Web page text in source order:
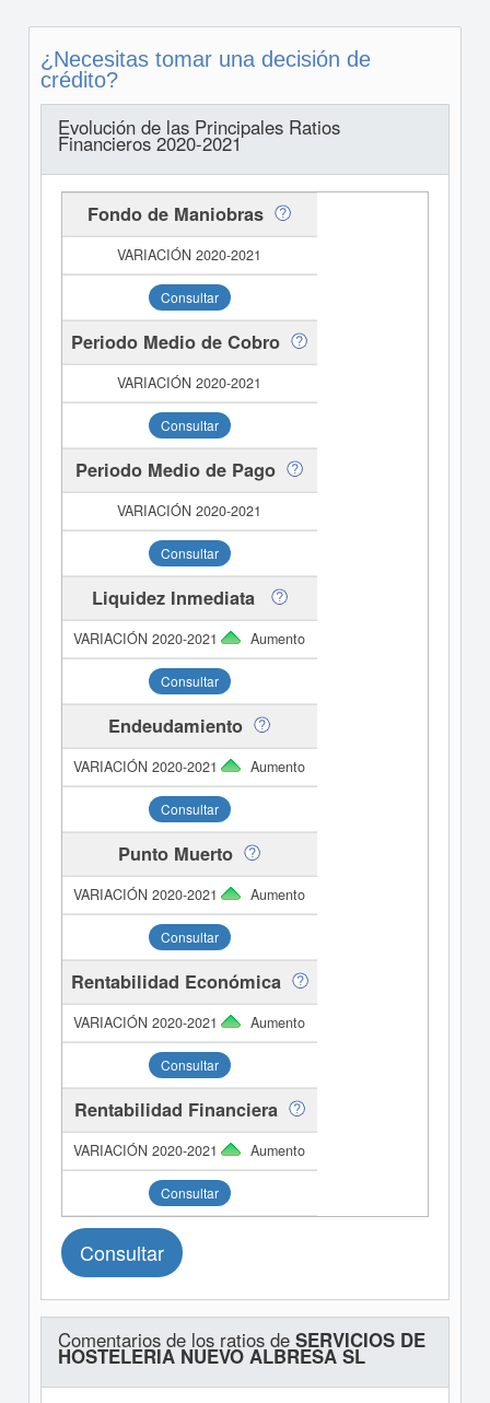
¿Necesitas tomar una decisión de
crédito?
Evolución de las Principales Ratios
Financieros 2020-2021
Fondo de Maniobras
Consultar
Periodo Medio de Cobro
Consultar
Periodo Medio de Pago
Consultar
Liquidez Inmediata
Aumento
Consultar
Endeudamiento
Aumento
Consultar
Punto Muerto
Aumento
Consultar
Rentabilidad Económica
Aumento
Consultar
Rentabilidad Financiera
Aumento
Consultar
Consultar
Comentarios de los ratios de SERVICIOS DE
HOSTELERIA NUEVO ALBRESA SL